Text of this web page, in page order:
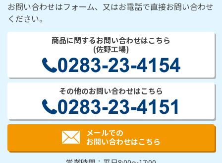
お問い合わせはフォーム、又はお電話で直接お問い合わせ
ください。
商品に関するお問い合わせはこちら
(佐野工場)
その他のお問い合わせはこちら
メールでの
お問い合わせはこちら